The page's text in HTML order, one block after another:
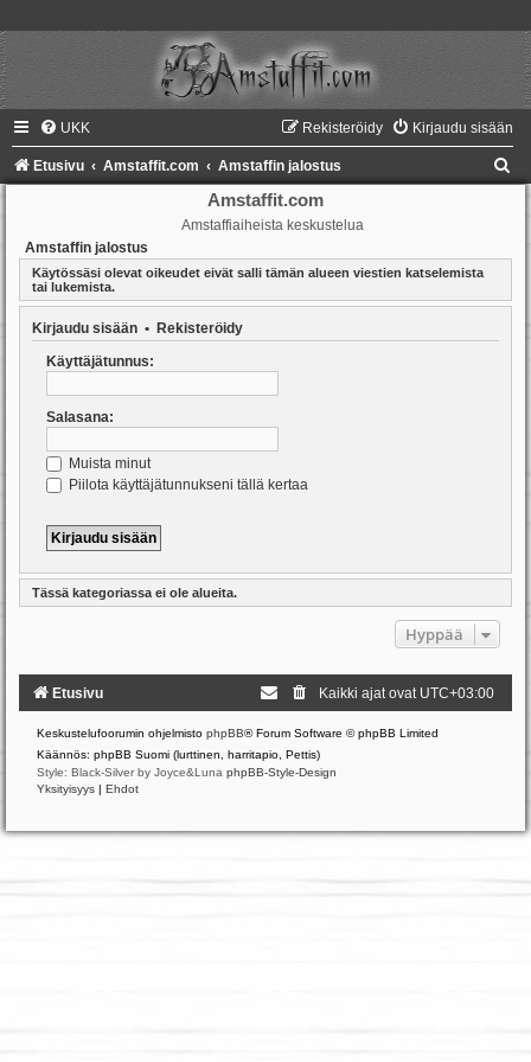
UKK Kirjaudu sisään
Rekisteröidy
Etusivu Amstaffit.com Amstaffin jalostus
Amstaffit.com
Amstaffiaiheista keskustelua
Amstaffin jalostus
Käytössäsi olevat oikeudet eivät salli tämän alueen viestien katselemista
tai lukemista.
Kirjaudu sisään • Rekisteröidy
Käyttäjätunnus:
Salasana:
Muista minut
Piilota käyttäjätunnukseni tällä kertaa
Tässä kategoriassa ei ole alueita.
Hyppää
Etusivu Kaikki ajat ovat UTC+03:00
Keskustelufoorumin ohjelmisto phpBB® Forum Software © phpBB Limited
Käännös: phpBB Suomi (lurttinen, harritapio, Pettis)
Style: Black-Silver by Joyce&Luna phpBB-Style-Design
Yksityisyys | Ehdot